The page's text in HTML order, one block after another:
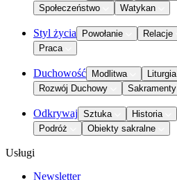
Społeczeństwo
Watykan
Styl życia Powołanie Relacje
Praca
Duchowość Modlitwa Liturgia
Rozwój Duchowy
Sakramenty
Odkrywaj Sztuka Historia
Podróż
Obiekty sakralne
Usługi
Newsletter